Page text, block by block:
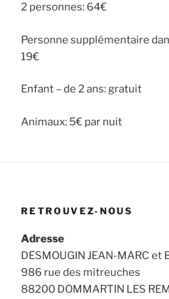
2 personnes: 64€
Personne supplémentaire
19€
Enfant – de 2 ans: gratuit
Animaux: 5€ par nuit
RETROUVEZ-NOUS
Adresse
DESMOUGIN JEAN-MARC et
986 rue des mitreuches
88200 DOMMARTIN LES